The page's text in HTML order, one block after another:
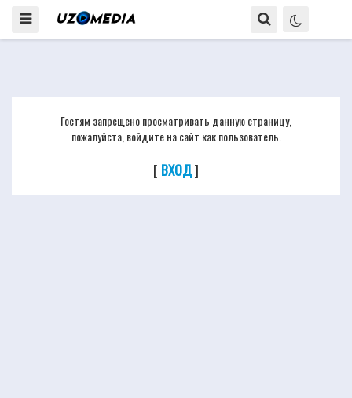
Гостям запрещено просматривать данную страницу,
пожалуйста, войдите на сайт как пользователь.
[ ВХОД]